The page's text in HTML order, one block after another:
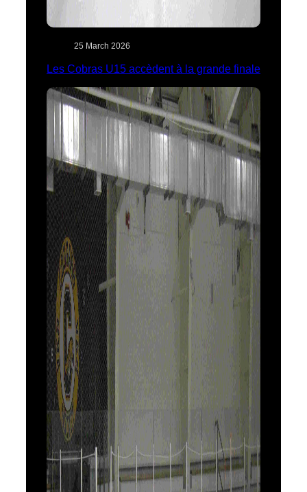
25 March 2026
Les Cobras U15 accèdent à la grande finale